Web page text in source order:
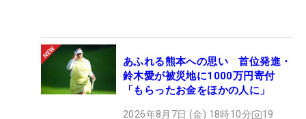
あふれる熊本への思い 首位発進・
鈴木愛が被災地に1000万円寄付
「もらったお金をほかの人に」
2026年8月7日 (金) 18時10分 19